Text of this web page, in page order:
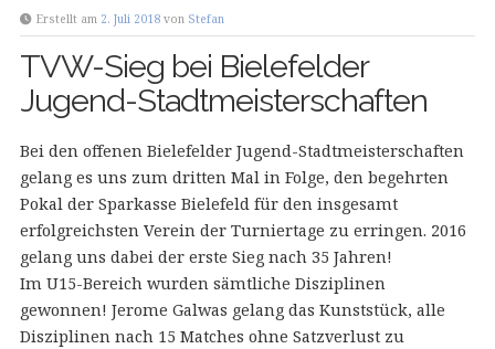
Erstellt am 2. Juli 2018 von Stefan
TVW-Sieg bei Bielefelder
Jugend-Stadtmeisterschaften
Bei den offenen Bielefelder Jugend-Stadtmeisterschaften
gelang es uns zum dritten Mal in Folge, den begehrten
Pokal der Sparkasse Bielefeld für den insgesamt
erfolgreichsten Verein der Turniertage zu erringen. 2016
gelang uns dabei der erste Sieg nach 35 Jahren!
Im U15-Bereich wurden sämtliche Disziplinen
gewonnen! Jerome Galwas gelang das Kunststück, alle
Disziplinen nach 15 Matches ohne Satzverlust zu